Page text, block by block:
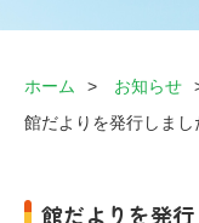
ホーム
お知らせ
館だよりを発行しま
館だよりを発